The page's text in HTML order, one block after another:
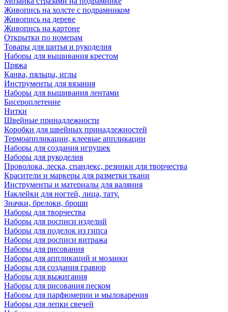
Живопись на холсте с подрамником
Живопись на дереве
Живопись на картоне
Открытки по номерам
Товары для шитья и рукоделия
Наборы для вышивания крестом
Пряжа
Канва, пяльцы, иглы
Инструменты для вязания
Наборы для вышивания лентами
Бисероплетение
Нитки
Швейные принадлежности
Коробки для швейных принадлежностей
Термоаппликации, клеевые аппликации
Наборы для создания игрушек
Наборы для рукоделия
Проволока, леска, спандекс, резинки для творчества
Красители и маркеры для разметки ткани
Инструменты и материалы для валяния
Наклейки для ногтей, лица, тату.
Значки, брелоки, броши
Наборы для творчества
Наборы для росписи изделий
Наборы для поделок из гипса
Наборы для росписи витража
Наборы для рисования
Наборы для аппликаций и мозаики
Наборы для создания гравюр
Наборы для выжигания
Наборы для рисования песком
Наборы для парфюмерии и мыловарения
Наборы для лепки свечей